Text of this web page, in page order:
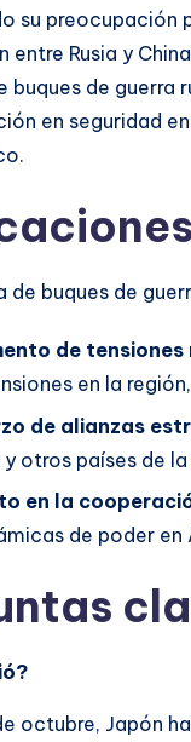
su preocupación
entre Rusia y
buques de guerra
en seguridad
de buques de
de tensiones
en la
de alianzas
y otros países de
en la
de poder
octubre, Japón